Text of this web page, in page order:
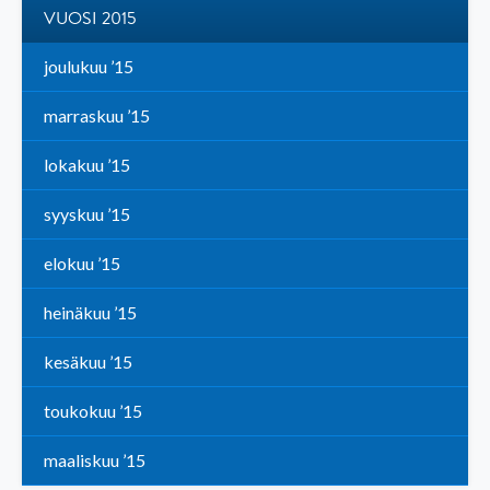
VUOSI 2015
joulukuu ’15
marraskuu ’15
lokakuu ’15
syyskuu ’15
elokuu ’15
heinäkuu ’15
kesäkuu ’15
toukokuu ’15
maaliskuu ’15